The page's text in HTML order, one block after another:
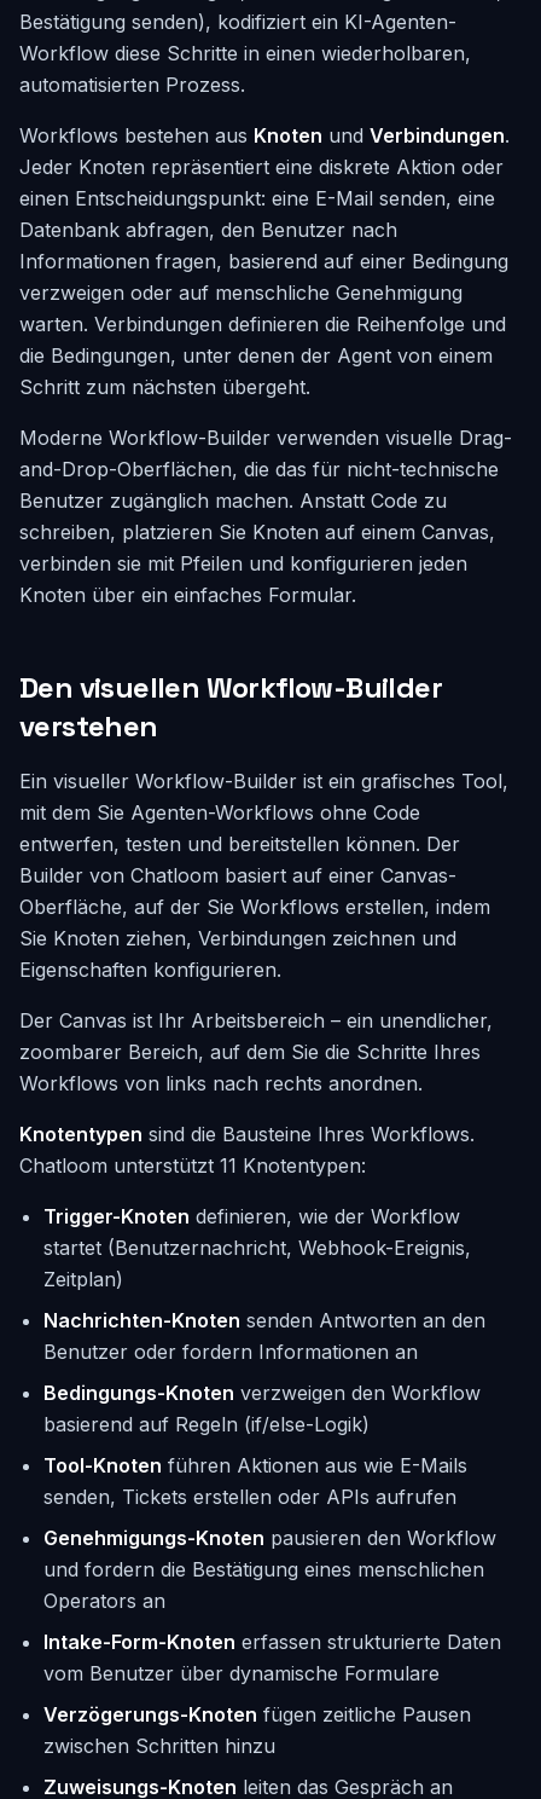
Bestätigung senden), kodifiziert ein KI-Agenten-
Workflow diese Schritte in einen wiederholbaren,
automatisierten Prozess.
Workflows bestehen aus Knoten und Verbindungen.
Jeder Knoten repräsentiert eine diskrete Aktion oder
einen Entscheidungspunkt: eine E-Mail senden, eine
Datenbank abfragen, den Benutzer nach
Informationen fragen, basierend auf einer Bedingung
verzweigen oder auf menschliche Genehmigung
warten. Verbindungen definieren die Reihenfolge und
die Bedingungen, unter denen der Agent von einem
Schritt zum nächsten übergeht.
Moderne Workflow-Builder verwenden visuelle Drag-
and-Drop-Oberflächen, die das für nicht-technische
Benutzer zugänglich machen. Anstatt Code zu
schreiben, platzieren Sie Knoten auf einem Canvas,
verbinden sie mit Pfeilen und konfigurieren jeden
Knoten über ein einfaches Formular.
Den visuellen Workflow-Builder
verstehen
Ein visueller Workflow-Builder ist ein grafisches Tool,
mit dem Sie Agenten-Workflows ohne Code
entwerfen, testen und bereitstellen können. Der
Builder von Chatloom basiert auf einer Canvas-
Oberfläche, auf der Sie Workflows erstellen, indem
Sie Knoten ziehen, Verbindungen zeichnen und
Eigenschaften konfigurieren.
Der Canvas ist Ihr Arbeitsbereich – ein unendlicher,
zoombarer Bereich, auf dem Sie die Schritte Ihres
Workflows von links nach rechts anordnen.
Knotentypen sind die Bausteine Ihres Workflows.
Chatloom unterstützt 11 Knotentypen:
Trigger-Knoten definieren, wie der Workflow
startet (Benutzernachricht, Webhook-Ereignis,
Zeitplan)
Nachrichten-Knoten senden Antworten an den
Benutzer oder fordern Informationen an
Bedingungs-Knoten verzweigen den Workflow
basierend auf Regeln (if/else-Logik)
Tool-Knoten führen Aktionen aus wie E-Mails
senden, Tickets erstellen oder APIs aufrufen
Genehmigungs-Knoten pausieren den Workflow
und fordern die Bestätigung eines menschlichen
Operators an
Intake-Form-Knoten erfassen strukturierte Daten
vom Benutzer über dynamische Formulare
Verzögerungs-Knoten fügen zeitliche Pausen
zwischen Schritten hinzu
Zuweisungs-Knoten leiten das Gespräch an